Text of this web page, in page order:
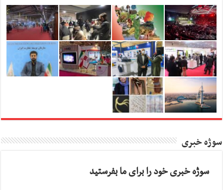
سوژه خبری
سوژه خبری خود را برای ما بفرستید